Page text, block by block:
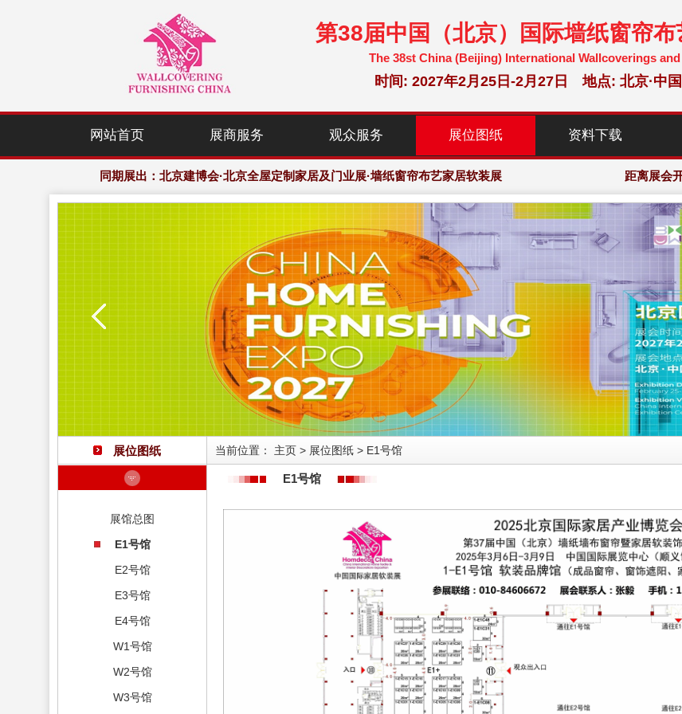
第38届中国（北京）国际墙纸窗帘
The 38st China (Beijing) International Wallcoverings
时间: 2027年2月25日-2月27日 地点: 北京·中国
网站首页 展商服务 观众服务 展位图纸 资料下载
展会规模：120,000㎡展示面积，2,000+家居行业优选参展企业，150,000+专业观众
同期展出：北京建博会·北京全屋定制家居及门业展·墙纸窗帘布艺家居软装展
展会规模：120,000㎡展示面积，2,000+家居行业优选参展企业，150,000+专业观众
欢迎访问·2027年中国(北京)国际墙纸、窗帘布艺暨家居软装博览会·组委会大会网站
距离展会
展位图纸
展馆总图
E1号馆
E2号馆
E3号馆
E4号馆
W1号馆
W2号馆
W3号馆
当前位置： 主页 > 展位图纸 > E1号馆
E1号馆